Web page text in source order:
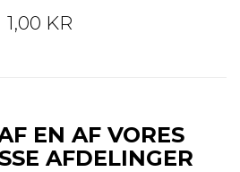
1,00 KR
EN AF VORES
AFDELINGER